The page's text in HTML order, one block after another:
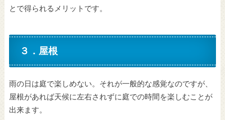
とで得られるメリットです。
３．屋根
雨の日は庭で楽しめない。それが一般的な感覚なのですが、
屋根があれば天候に左右されずに庭での時間を楽しむことが
出来ます。